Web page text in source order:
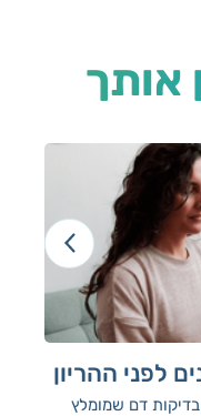
אותך
לפני ההריון
דם שמומלץ